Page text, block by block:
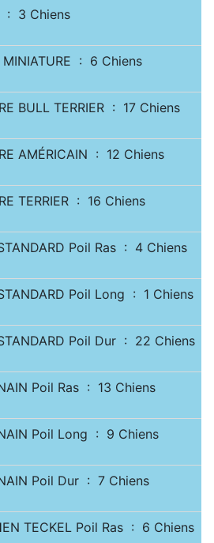
: 3 Chiens
MINIATURE : 6 Chiens
BULL TERRIER : 17 Chiens
AMÉRICAIN : 12 Chiens
TERRIER : 16 Chiens
Poil Ras : 4 Chiens
Poil Long : 1 Chiens
Poil Dur : 22 Chiens
Poil Ras : 13 Chiens
Poil Long : 9 Chiens
Poil Dur : 7 Chiens
TECKEL Poil Ras : 6 Chiens